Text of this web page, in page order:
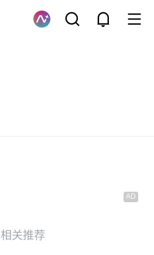
相关推荐